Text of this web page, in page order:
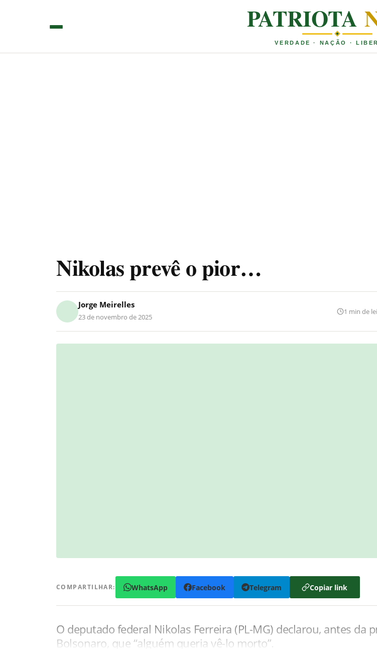
PATRIOTA
VERDADE · NAÇÃO ·
Nikolas prevê o pior…
Jorge Meirelles
23 de novembro de 2025
1 min de
COMPARTILHAR: WhatsApp Facebook Telegram Copiar link
O deputado federal Nikolas Ferreira (PL-MG) declarou, antes da
Bolsonaro, que “alguém queria vê-lo morto”.